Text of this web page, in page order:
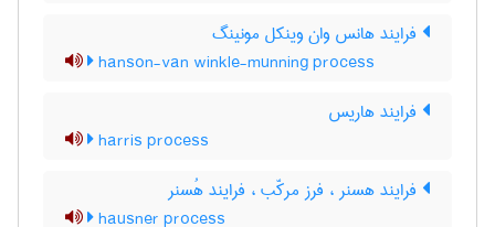
فرایند هانس وان وینکل مونینگ
hanson-van winkle-munning process
فرایند هاریس
harris process
فرایند هسنر ، فرز مرکّب ، فرایند هُسنر
hausner process